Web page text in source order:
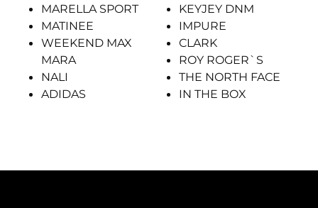
MARELLA SPORT
MATINEE
WEEKEND MAX
MARA
NALI
ADIDAS
KEYJEY DNM
IMPURE
CLARK
ROY ROGER`S
THE NORTH FACE
IN THE BOX